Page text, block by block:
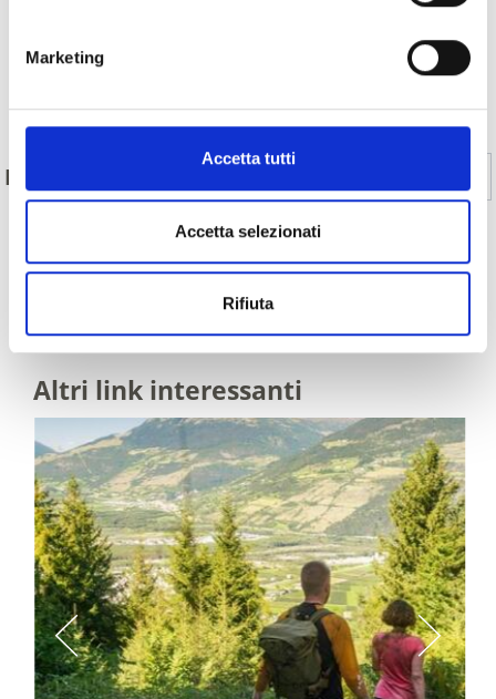
Marketing
Accetta tutti
Accetta selezionati
Rifiuta
Indietro
IL CONTENUTO VI È STATO UTILE?
MOSTRA SULLA CARTINA TUTTI I SENTIERI
TEMATICI IN VAL VENOSTA
Altri link interessanti